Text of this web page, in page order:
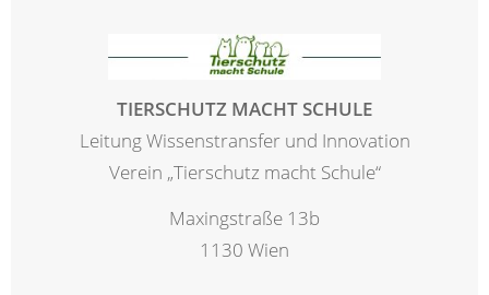
TIERSCHUTZ MACHT SCHULE
Leitung Wissenstransfer und Innovation
Verein „Tierschutz macht Schule“
Maxingstraße 13b
1130 Wien